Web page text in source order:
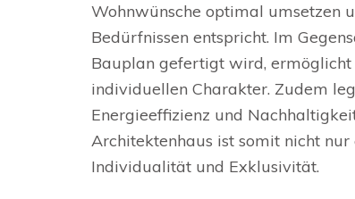
Wohnwünsche optimal umsetzen
Bedürfnissen entspricht. Im
Bauplan gefertigt wird,
individuellen Charakter. Zudem
Energieeffizienz und
Architektenhaus ist somit nicht
Individualität und Exklusivität.